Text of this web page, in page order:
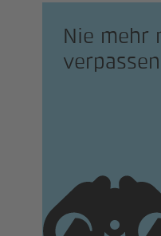
Nie mehr